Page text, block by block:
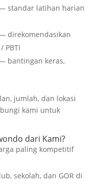
standar latihan harian
direkomendasikan
PBTI
bantingan keras,
jumlah, dan lokasi
kami untuk
dari Kami?
paling kompetitif
sekolah, dan GOR di